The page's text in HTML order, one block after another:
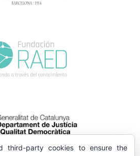
third-party cookies to ensure the